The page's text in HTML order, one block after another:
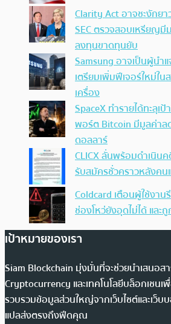
Clarity Act อาจชะงักย
SEC ตรวจสอบเหรียญ
ลงทุนขาดทุนยับ
Samsung อาจเป็นผู้นำ
เตรียมเพิ่มฟีเจอร์ใหม่ใ
เครื่อง
SpaceX ทำรายได้ทะลุเ
พอร์ต Bitcoin มีมูลค่าล
ดอลลาร์
CLICX ลั่นพร้อมดำเนิ
รับสมัครชั่วคราวหลังค
Coldcard เตือนผู้ใช้งา
ช่องโหว่ยังอุดไม่ได้ และถู
เป้าหมายของเรา
Siam Blockchain มุ่งมั่นที่จะช่วยนำเสนอส
Cryptocurrency และเทคโนโลยีบล็อกเชนเ
รวบรวมข้อมูลส่วนใหญ่จากเว็บไซต์และเว็บ
แปลส่งตรงถึงฟีดคุณ